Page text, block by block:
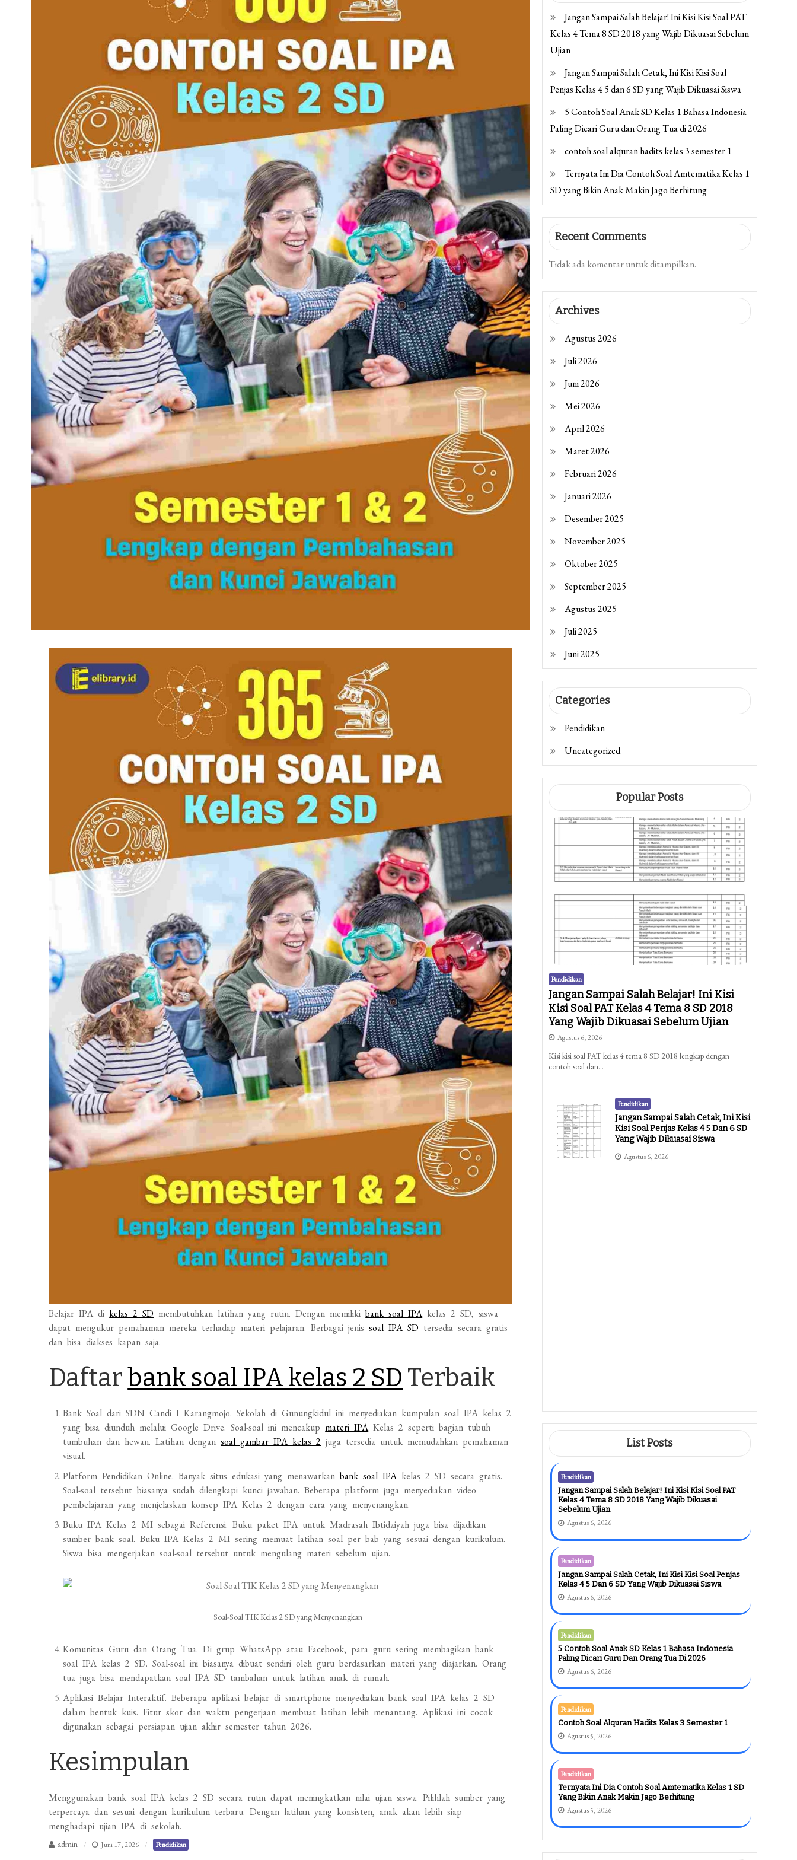
Belajar IPA di kelas 2 SD membutuhkan latihan yang rutin. Dengan memilikibank soal IPAkelas 2 SD, siswa
dapat mengukur pemahaman mereka terhadap materi pelajaran. Berbagai jenissoal IPA SD tersedia secara gratis
dan bisa diakses kapan saja.
Daftarbank soal IPA kelas 2 SD Terbaik
Bank Soal dari SDN Candi I Karangmojo. Sekolah di Gunungkidul ini menyediakan kumpulan soal IPA kelas 2
yang bisa diunduh melalui Google Drive. Soal-soal ini mencakup materi IPAKelas 2 seperti bagian tubuh
tumbuhan dan hewan. Latihan dengansoal gambar IPA kelas 2 juga tersedia untuk memudahkan pemahaman
visual.
Platform Pendidikan Online. Banyak situs edukasi yang menawarkanbank soal IPAkelas 2 SD secara gratis.
Soal-soal tersebut biasanya sudah dilengkapi kunci jawaban. Beberapa platform juga menyediakan video
pembelajaran yang menjelaskan konsep IPA Kelas 2 dengan cara yang menyenangkan.
Buku IPA Kelas 2 MI sebagai Referensi. Buku paket IPA untuk Madrasah Ibtidaiyah juga bisa dijadikan
sumber bank soal. Buku IPA Kelas 2 MI sering memuat latihan soal per bab yang sesuai dengan kurikulum.
Siswa bisa mengerjakan soal-soal tersebut untuk mengulang materi sebelum ujian.
Soal-Soal TIK Kelas 2 SD yang Menyenangkan
Komunitas Guru dan Orang Tua. Di grup WhatsApp atau Facebook, para guru sering membagikan bank
soal IPA kelas 2 SD. Soal-soal ini biasanya dibuat sendiri oleh guru berdasarkan materi yang diajarkan. Orang
tua juga bisa mendapatkan soal IPA SD tambahan untuk latihan anak di rumah.
Aplikasi Belajar Interaktif. Beberapa aplikasi belajar di smartphone menyediakan bank soal IPA kelas 2 SD
dalam bentuk kuis. Fitur skor dan waktu pengerjaan membuat latihan lebih menantang. Aplikasi ini cocok
digunakan sebagai persiapan ujian akhir semester tahun 2026.
Kesimpulan
Menggunakan bank soal IPA kelas 2 SD secara rutin dapat meningkatkan nilai ujian siswa. Pilihlah sumber yang
terpercaya dan sesuai dengan kurikulum terbaru. Dengan latihan yang konsisten, anak akan lebih siap
menghadapi ujian IPA di sekolah.
admin Juni 17, 2026 Pendidikan
Jangan Sampai Salah Belajar! Ini Kisi Kisi Soal PAT
Kelas 4 Tema 8 SD 2018 yang Wajib Dikuasai Sebelum
Ujian
Jangan Sampai Salah Cetak, Ini Kisi Kisi Soal
Penjas Kelas 4 5 dan 6 SD yang Wajib Dikuasai Siswa
5 Contoh Soal Anak SD Kelas 1 Bahasa Indonesia
Paling Dicari Guru dan Orang Tua di 2026
contoh soal alquran hadits kelas 3 semester 1
Ternyata Ini Dia Contoh Soal Amtematika Kelas 1
SD yang Bikin Anak Makin Jago Berhitung
Recent Comments
Tidak ada komentar untuk ditampilkan.
Archives
Agustus 2026
Juli 2026
Juni 2026
Mei 2026
April 2026
Maret 2026
Februari 2026
Januari 2026
Desember 2025
November 2025
Oktober 2025
September 2025
Agustus 2025
Juli 2025
Juni 2025
Categories
Pendidikan
Uncategorized
Popular Posts
Pendidikan
Jangan Sampai Salah Belajar! Ini Kisi
Kisi Soal PAT Kelas 4 Tema 8 SD 2018
Yang Wajib Dikuasai Sebelum Ujian
Agustus 6, 2026
Kisi kisi soal PAT kelas 4 tema 8 SD 2018 lengkap dengan
contoh soal dan…
Pendidikan
Jangan Sampai Salah Cetak, Ini Kisi
Kisi Soal Penjas Kelas 4 5 Dan 6 SD
Yang Wajib Dikuasai Siswa
Agustus 6, 2026
Amtematika Kelas 1 SD Yang Bikin
Anak Makin Jago Berhitung
Agustus 5, 2026
List Posts
Pendidikan
Jangan Sampai Salah Belajar! Ini Kisi Kisi Soal PAT
Kelas 4 Tema 8 SD 2018 Yang Wajib Dikuasai
Sebelum Ujian
Agustus 6, 2026
Pendidikan
Jangan Sampai Salah Cetak, Ini Kisi Kisi Soal Penjas
Kelas 4 5 Dan 6 SD Yang Wajib Dikuasai Siswa
Agustus 6, 2026
Pendidikan
5 Contoh Soal Anak SD Kelas 1 Bahasa Indonesia
Paling Dicari Guru Dan Orang Tua Di 2026
Agustus 6, 2026
Pendidikan
Contoh Soal Alquran Hadits Kelas 3 Semester 1
Agustus 5, 2026
Pendidikan
Ternyata Ini Dia Contoh Soal Amtematika Kelas 1 SD
Yang Bikin Anak Makin Jago Berhitung
Agustus 5, 2026